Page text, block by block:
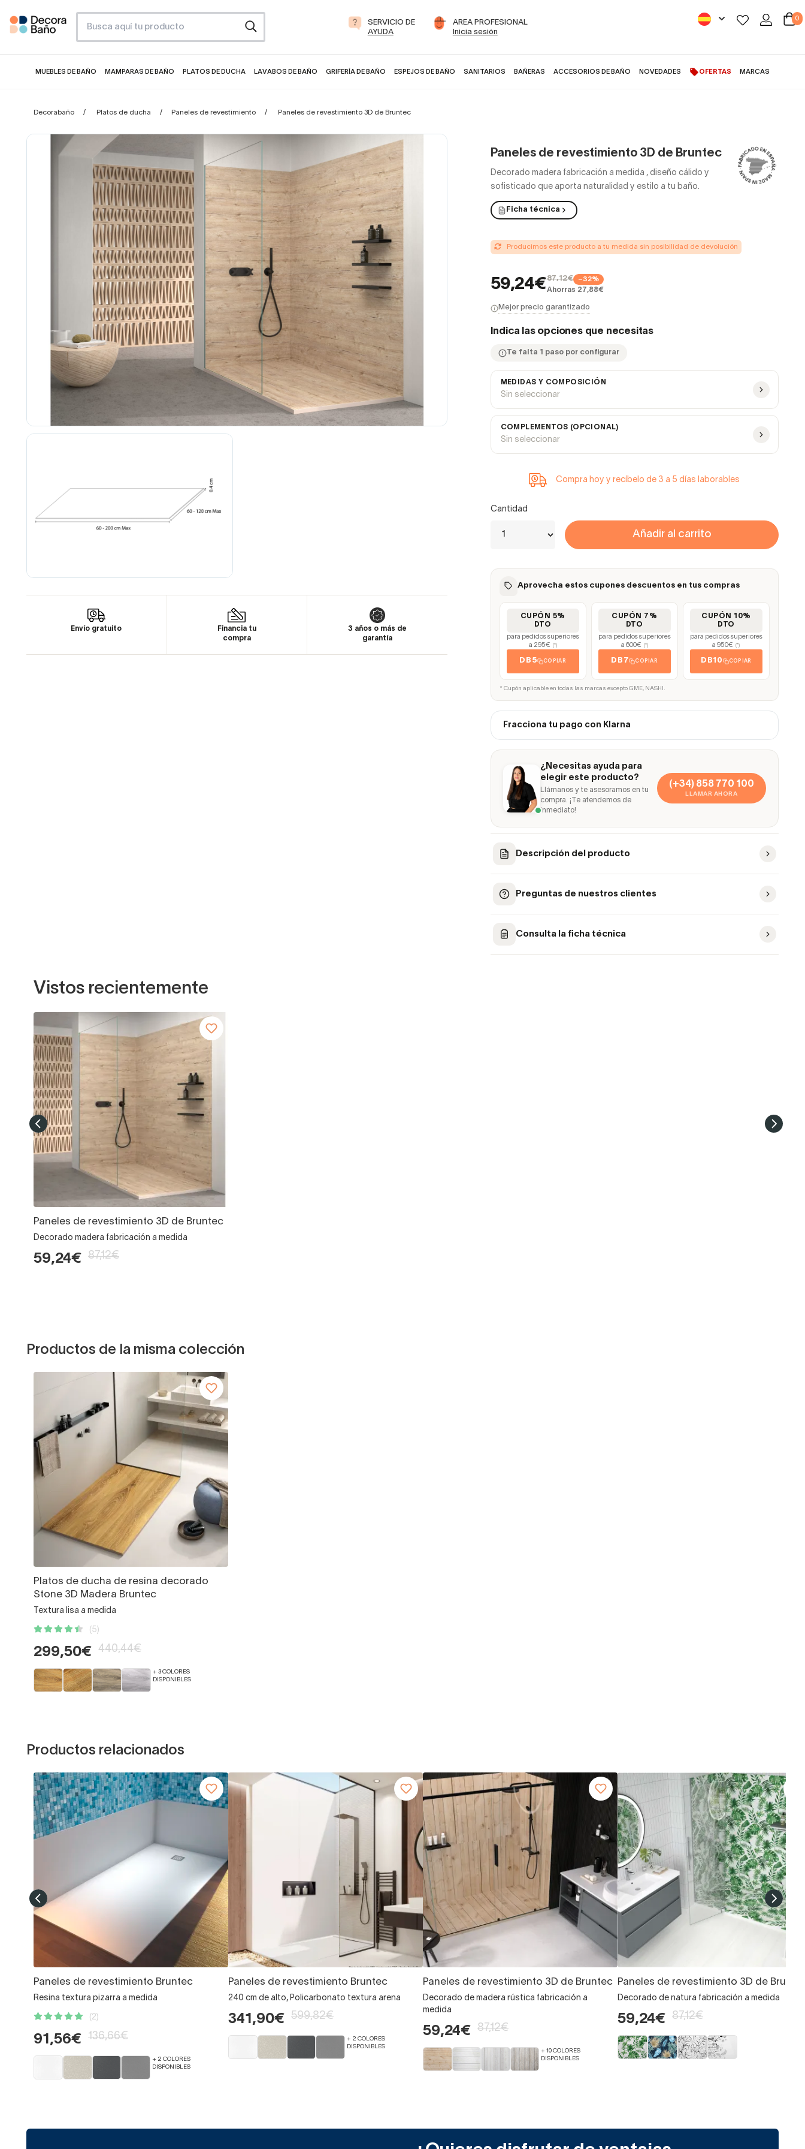
SERVICIO DE
AYUDA
AREA PROFESIONAL
Inicia sesión
0
MUEBLES DE BAÑO MAMPARAS DE BAÑO PLATOS DE DUCHA LAVABOS DE BAÑO GRIFERÍA DE BAÑO ESPEJOS DE BAÑO SANITARIOS BAÑERAS ACCESORIOS DE BAÑO NOVEDADES OFERTAS MARCAS
Decorabaño Platos de ducha Paneles de revestimiento Paneles de revestimiento 3D de Bruntec
Envío gratuito
Financia tu
compra
3 años o más de
garantía
Paneles de revestimiento 3D de Bruntec
Decorado madera fabricación a medida , diseño cálido y
sofisticado que aporta naturalidad y estilo a tu baño.
Ficha técnica
Producimos este producto a tu medida sin posibilidad de devolución
59,24€87,12€ −32%
Ahorras 27,88€
Mejor precio garantizado
Indica las opciones que necesitas
Te falta 1 paso por configurar
MEDIDAS Y COMPOSICIÓN
Sin seleccionar
COMPLEMENTOS (OPCIONAL)
Sin seleccionar
Compra hoy y recíbelo de 3 a 5 días laborables
Cantidad
Añadir al carrito
Aprovecha estos cupones descuentos en tus compras
CUPÓN 5%
DTO
para pedidos superiores
a 295€
(*)
DB5 COPIAR
CUPÓN 7%
DTO
para pedidos superiores
a 600€
(*)
DB7 COPIAR
CUPÓN 10%
DTO
para pedidos superiores
a 950€
(*)
DB10 COPIAR
* Cupón aplicable en todas las marcas excepto GME, NASHI.
Fracciona tu pago con Klarna
¿Necesitas ayuda para
elegir este producto?
Llámanos y te asesoramos en tu
compra. ¡Te atendemos de
inmediato!
(+34) 858 770 100
LLAMAR AHORA
Descripción del producto
Preguntas de nuestros clientes
Consulta la ficha técnica
Vistos recientemente
Paneles de revestimiento 3D de Bruntec
Decorado madera fabricación a medida
59,24€ 87,12€
Productos de la misma colección
Platos de ducha de resina decorado
Stone 3D Madera Bruntec
Textura lisa a medida
(5)
299,50€ 440,44€
+ 3 COLORES
DISPONIBLES
Productos relacionados
Paneles de revestimiento Bruntec
Resina textura pizarra a medida
(2)
91,56€ 136,66€
+ 2 COLORES
DISPONIBLES
Paneles de revestimiento Bruntec
240 cm de alto, Policarbonato textura arena
341,90€ 599,82€
+ 2 COLORES
DISPONIBLES
Paneles de revestimiento 3D de Bruntec
Decorado de madera rústica fabricación a
medida
59,24€ 87,12€
+ 10 COLORES
DISPONIBLES
Paneles de revestimiento 3D de
Decorado de natura fabricación a medida
59,24€ 87,12€